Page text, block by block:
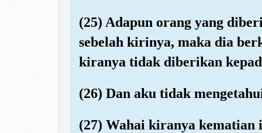
(25) Adapun orang yang
sebelah kirinya, maka dia
kiranya tidak diberikan
(26) Dan aku tidak
(27) Wahai kiranya kematian